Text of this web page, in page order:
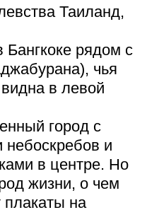
Таиланд,
рядом с
чья
видна в левой
город с
и
в центре. Но
жизни, о чем
плакаты на